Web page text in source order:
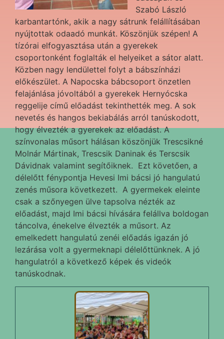
Szabó László
karbantartónk, akik a nagy sátrunk felállításában
nyújtottak odaadó munkát. Köszönjük szépen! A
tízórai elfogyasztása után a gyerekek
csoportonként foglalták el helyeiket a sátor alatt.
Közben nagy lendülettel folyt a bábszínházi
előkészület. A Napocska bábcsoport önzetlen
felajánlása jóvoltából a gyerekek Hernyócska
reggelije című előadást tekinthették meg. A sok
nevetés és hangos bekiabálás arról tanúskodott,
hogy élvezték a gyerekek az előadást. A
színvonalas műsort hálásan köszönjük Trescsikné
Molnár Mártinak, Trescsik Daninak és Terscsik
Dávidnak valamint segítőiknek. Ezt követően, a
délelőtt fénypontja Hevesi Imi bácsi jó hangulatú
zenés műsora következett. A gyermekek eleinte
csak a szőnyegen ülve tapsolva nézték az
előadást, majd Imi bácsi hívására felállva boldogan
táncolva, énekelve élvezték a műsort. Az
emelkedett hangulatú zenéi előadás igazán jó
lezárása volt a gyermeknapi délelőttünknek. A jó
hangulatról a következő képek és videók
tanúskodnak.